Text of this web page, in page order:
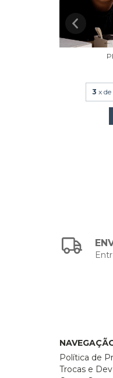
3 x de
Política de
Trocas e